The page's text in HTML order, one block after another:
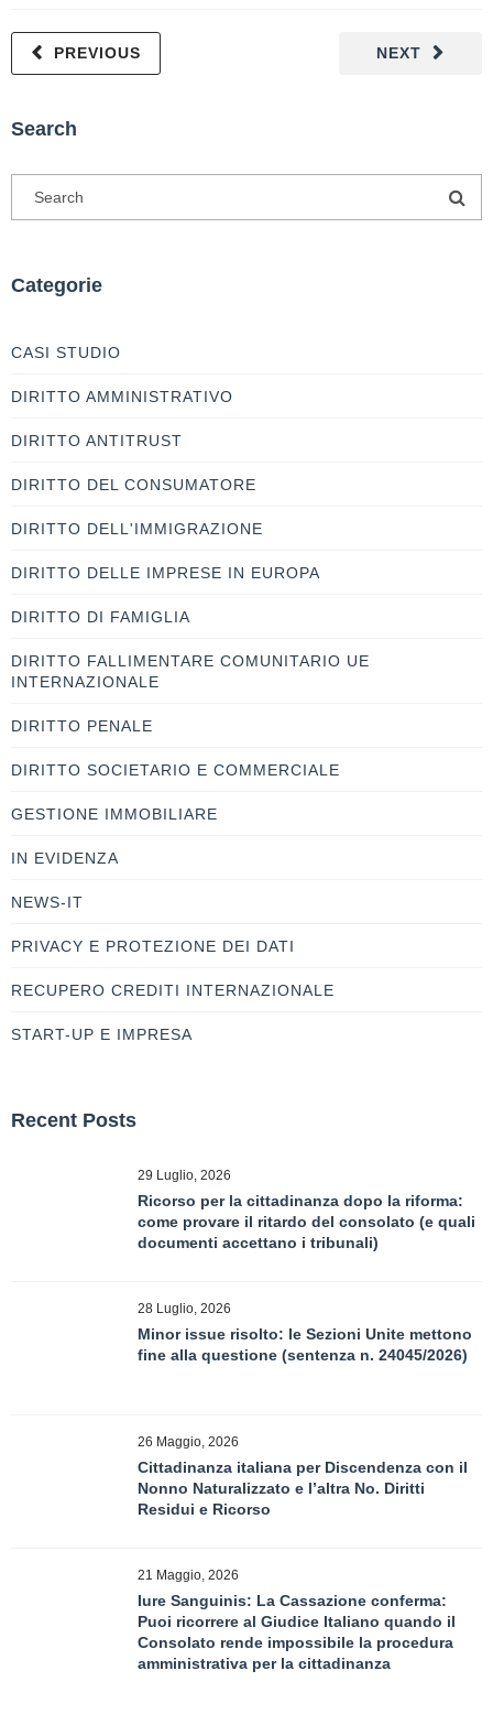
NEXT
PREVIOUS
Search
Categorie
CASI STUDIO
DIRITTO AMMINISTRATIVO
DIRITTO ANTITRUST
DIRITTO DEL CONSUMATORE
DIRITTO DELL'IMMIGRAZIONE
DIRITTO DELLE IMPRESE IN EUROPA
DIRITTO DI FAMIGLIA
DIRITTO FALLIMENTARE COMUNITARIO UE
INTERNAZIONALE
DIRITTO PENALE
DIRITTO SOCIETARIO E COMMERCIALE
GESTIONE IMMOBILIARE
IN EVIDENZA
NEWS-IT
PRIVACY E PROTEZIONE DEI DATI
RECUPERO CREDITI INTERNAZIONALE
START-UP E IMPRESA
Recent Posts
29 Luglio, 2026
Ricorso per la cittadinanza dopo la riforma:
come provare il ritardo del consolato (e quali
documenti accettano i tribunali)
28 Luglio, 2026
Minor issue risolto: le Sezioni Unite mettono
fine alla questione (sentenza n. 24045/2026)
26 Maggio, 2026
Cittadinanza italiana per Discendenza con il
Nonno Naturalizzato e l’altra No. Diritti
Residui e Ricorso
21 Maggio, 2026
Iure Sanguinis: La Cassazione conferma:
Puoi ricorrere al Giudice Italiano quando il
Consolato rende impossibile la procedura
amministrativa per la cittadinanza